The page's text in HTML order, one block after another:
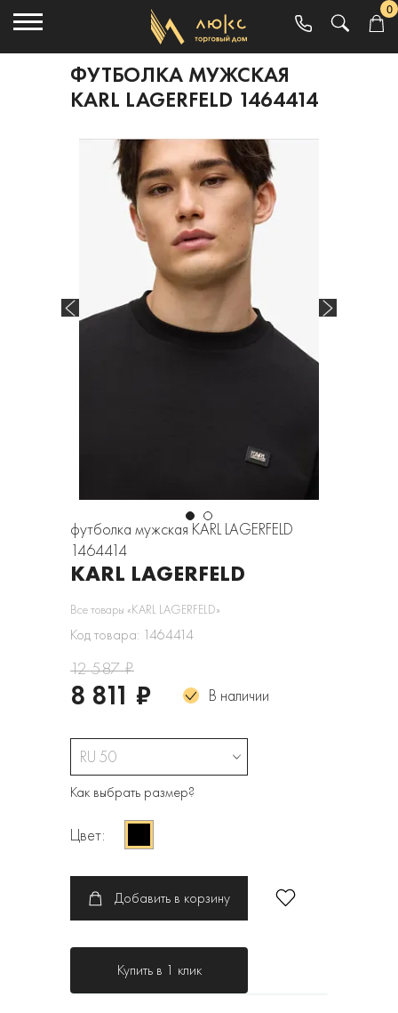
0
ФУТБОЛКА МУЖСКАЯ
KARL LAGERFELD 1464414
футболка мужская KARL LAGERFELD
1464414
KARL LAGERFELD
Все товары «KARL LAGERFELD»
Код товара: 1464414
12 587 ₽
8 811 ₽ В наличии
RU 50
Как выбрать размер?
Цвет:
Добавить в корзину
Купить в 1 клик